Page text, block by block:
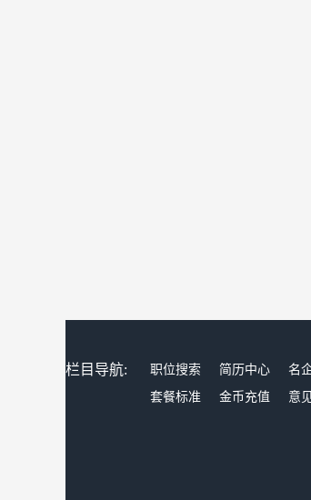
栏目导航: 职位搜索 简历中心 名
套餐标准
金币充值 意